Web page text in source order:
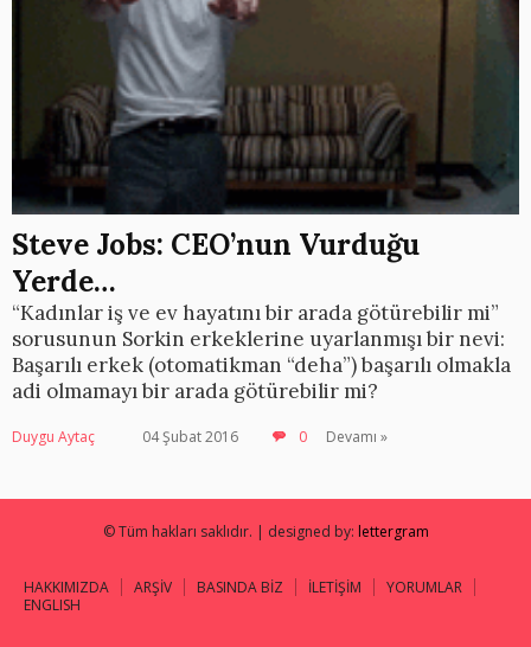
Steve Jobs: CEO’nun Vurduğu
Yerde…
“Kadınlar iş ve ev hayatını bir arada götürebilir mi”
sorusunun Sorkin erkeklerine uyarlanmışı bir nevi:
Başarılı erkek (otomatikman “deha”) başarılı olmakla
adi olmamayı bir arada götürebilir mi?
Duygu Aytaç 04 Şubat 2016 0 Devamı »
© Tüm hakları saklıdır. | designed by: lettergram
HAKKIMIZDA ARŞİV BASINDA BİZ İLETİŞİM
YORUMLAR
ENGLISH